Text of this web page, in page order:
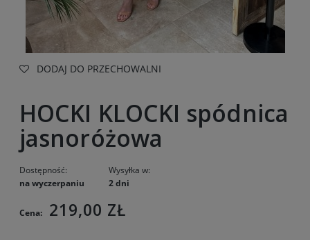
DODAJ DO PRZECHOWALNI
HOCKI KLOCKI spódnica
jasnoróżowa
Dostępność:
na wyczerpaniu
Wysyłka w:
2 dni
Cena: 219,00 ZŁ